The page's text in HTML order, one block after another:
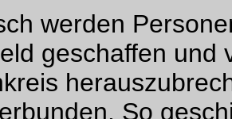
werden
geschaffen und
So